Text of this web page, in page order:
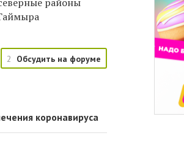
2 Обсудить на форуме
коронавируса